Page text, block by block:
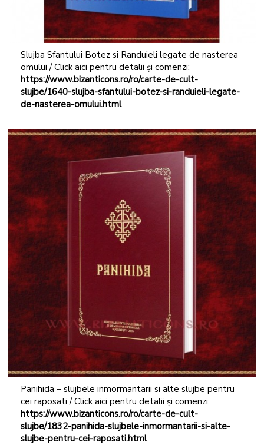
Slujba Sfantului Botez si Randuieli legate de nasterea
omului / Click aici pentru detalii și comenzi:
https://www.bizanticons.ro/ro/carte-de-cult-
slujbe/1640-slujba-sfantului-botez-si-randuieli-legate-
de-nasterea-omului.html
Panihida – slujbele inmormantarii si alte slujbe pentru
cei raposati / Click aici pentru detalii și comenzi:
https://www.bizanticons.ro/ro/carte-de-cult-
slujbe/1832-panihida-slujbele-inmormantarii-si-alte-
slujbe-pentru-cei-raposati.html